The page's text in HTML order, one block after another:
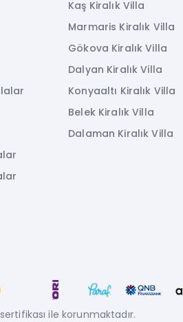
Kaş Kiralık Villa
Marmaris Kiralık Villa
Gökova Kiralık Villa
Dalyan Kiralık Villa
Konyaaltı Kiralık Villa
Belek Kiralık Villa
Dalaman Kiralık Villa
ile korunmaktadır.